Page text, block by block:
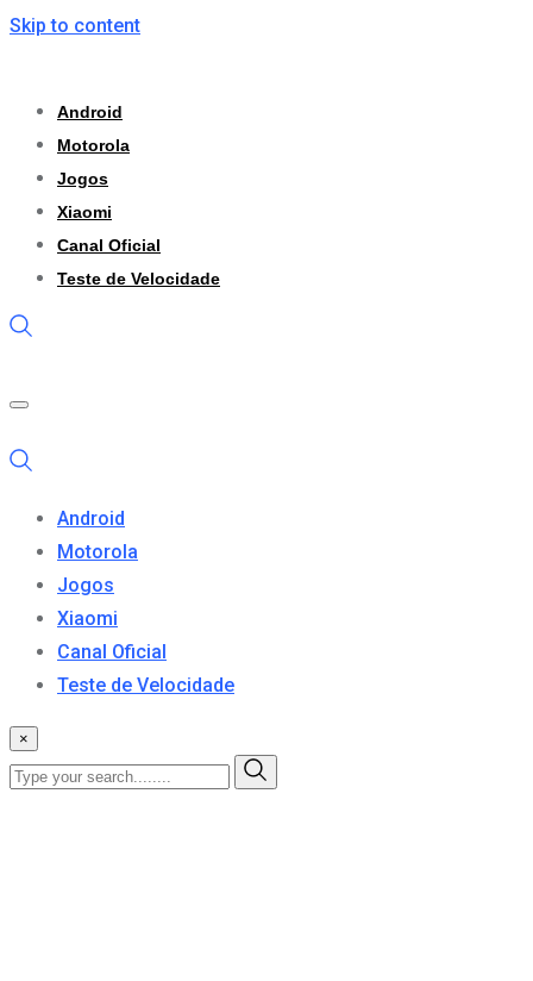
Skip to content
Android
Motorola
Jogos
Xiaomi
Canal Oficial
Teste de Velocidade
Android
Motorola
Jogos
Xiaomi
Canal Oficial
Teste de Velocidade
×